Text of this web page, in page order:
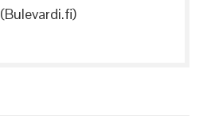
(Bulevardi.fi)